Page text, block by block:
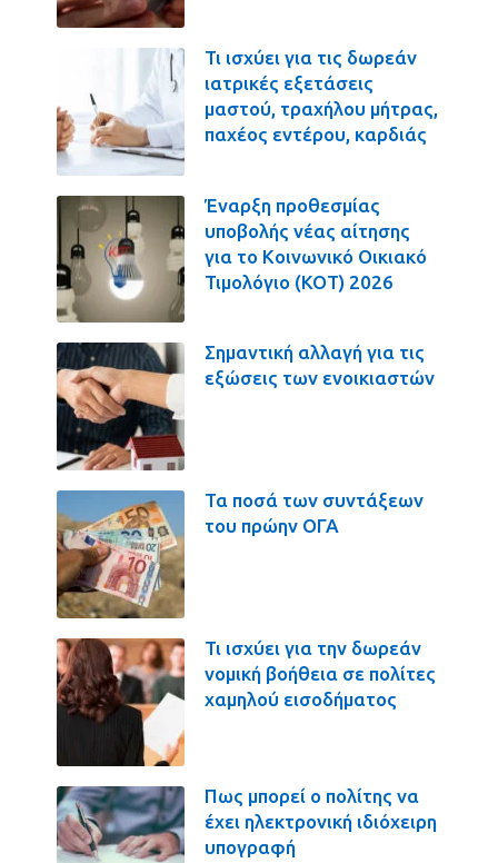
Τι ισχύει για τις δωρεάν
ιατρικές εξετάσεις
μαστού, τραχήλου μήτρας,
παχέος εντέρου, καρδιάς
Έναρξη προθεσμίας
υποβολής νέας αίτησης
για το Κοινωνικό Οικιακό
Τιμολόγιο (ΚΟΤ) 2026
Σημαντική αλλαγή για τις
εξώσεις των ενοικιαστών
Τα ποσά των συντάξεων
του πρώην ΟΓΑ
Τι ισχύει για την δωρεάν
νομική βοήθεια σε πολίτες
χαμηλού εισοδήματος
Πως μπορεί ο πολίτης να
έχει ηλεκτρονική ιδιόχειρη
υπογραφή